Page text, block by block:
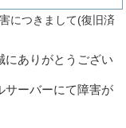
につきまして(復旧済
にありがとうござい
サーバーにて障害が